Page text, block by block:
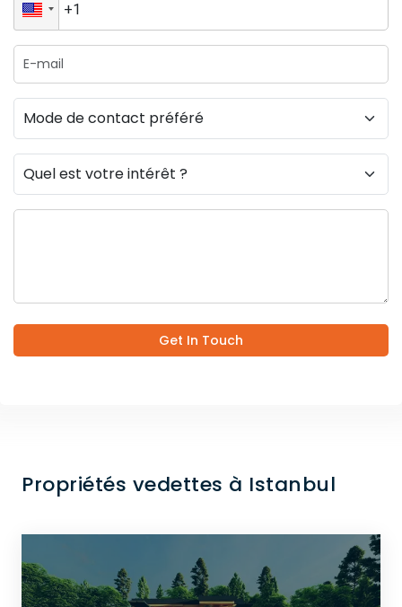
Get In Touch
Propriétés vedettes à Istanbul